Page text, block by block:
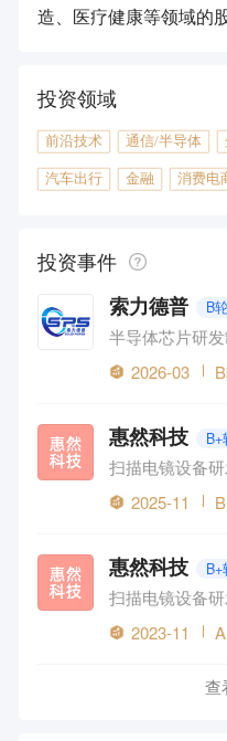
造、医疗健康等领域的
投资领域
前沿技术 通信/半导体
汽车出行 金融 消费电
投资事件
索力德普 B
半导体芯片研
2026-03
惠然科技 B+
扫描电镜设备
2025-11
惠然科技 B+
扫描电镜设备
2023-11
查